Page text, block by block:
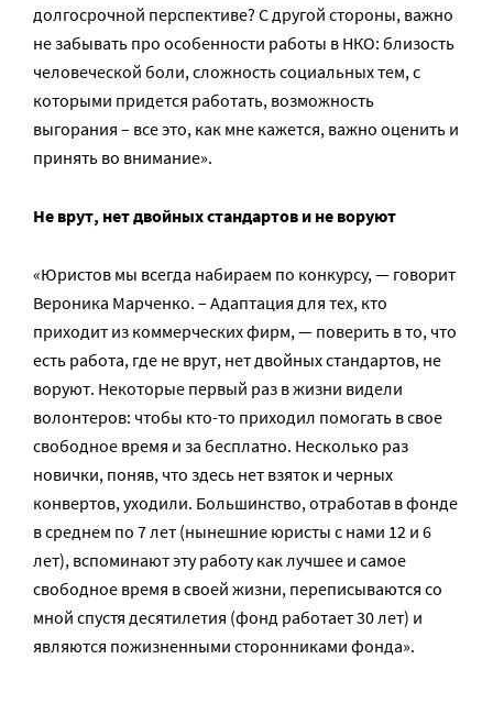
долгосрочной перспективе? С другой стороны, важно
не забывать про особенности работы в НКО: близость
человеческой боли, сложность социальных тем, с
которыми придется работать, возможность
выгорания – все это, как мне кажется, важно оценить и
принять во внимание».
Не врут, нет двойных стандартов и не воруют
«Юристов мы всегда набираем по конкурсу, — говорит
Вероника Марченко. – Адаптация для тех, кто
приходит из коммерческих фирм, — поверить в то, что
есть работа, где не врут, нет двойных стандартов, не
воруют. Некоторые первый раз в жизни видели
волонтеров: чтобы кто-то приходил помогать в свое
свободное время и за бесплатно. Несколько раз
новички, поняв, что здесь нет взяток и черных
конвертов, уходили. Большинство, отработав в фонде
в среднем по 7 лет (нынешние юристы с нами 12 и 6
лет), вспоминают эту работу как лучшее и самое
свободное время в своей жизни, переписываются со
мной спустя десятилетия (фонд работает 30 лет) и
являются пожизненными сторонниками фонда».